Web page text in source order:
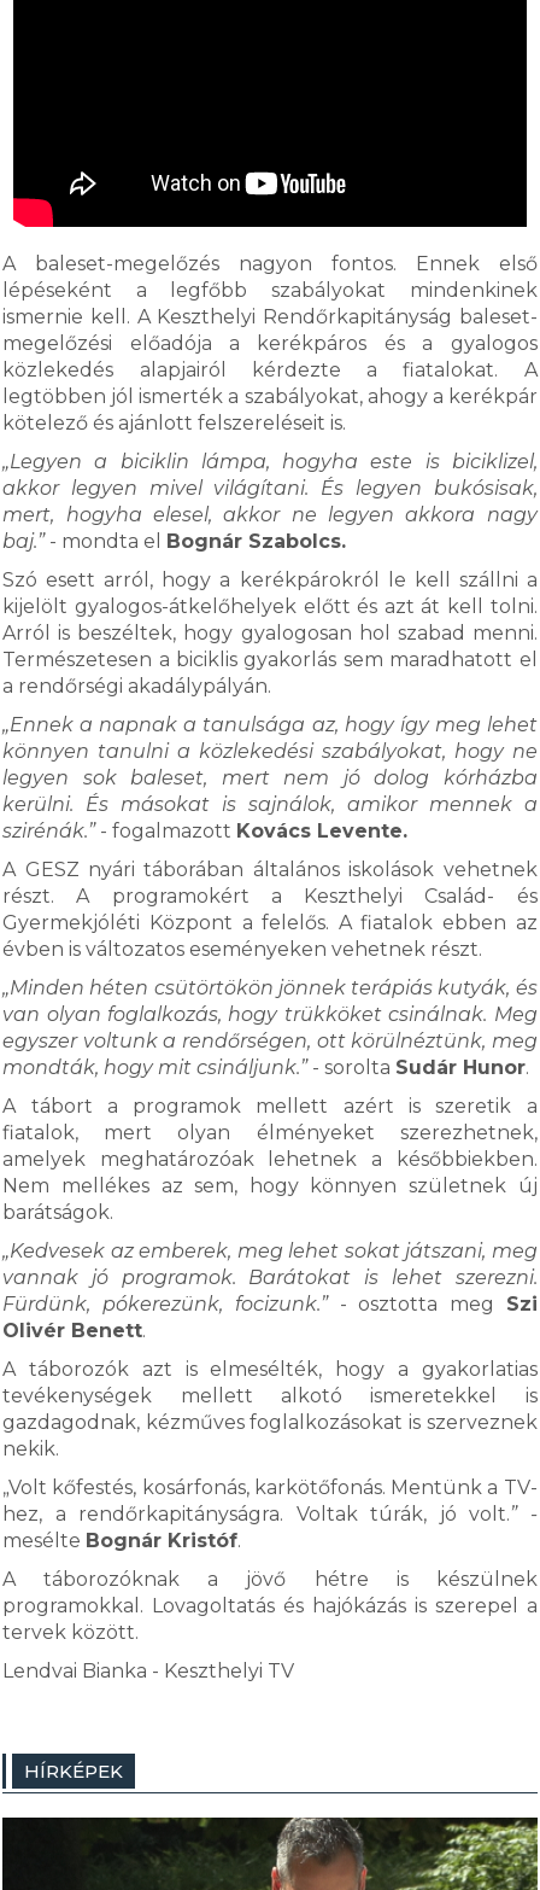
A baleset-megelőzés nagyon fontos. Ennek első
lépéseként a legfőbb szabályokat mindenkinek
ismernie kell. A Keszthelyi Rendőrkapitányság baleset-
megelőzési előadója a kerékpáros és a gyalogos
közlekedés alapjairól kérdezte a fiatalokat. A
legtöbben jól ismerték a szabályokat, ahogy a kerékpár
kötelező és ajánlott felszereléseit is.
„Legyen a biciklin lámpa, hogyha este is biciklizel,
akkor legyen mivel világítani. És legyen bukósisak,
mert, hogyha elesel, akkor ne legyen akkora nagy
baj.”- mondta el Bognár Szabolcs.
Szó esett arról, hogy a kerékpárokról le kell szállni a
kijelölt gyalogos-átkelőhelyek előtt és azt át kell tolni.
Arról is beszéltek, hogy gyalogosan hol szabad menni.
Természetesen a biciklis gyakorlás sem maradhatott el
a rendőrségi akadálypályán.
„Ennek a napnak a tanulsága az, hogy így meg lehet
könnyen tanulni a közlekedési szabályokat, hogy ne
legyen sok baleset, mert nem jó dolog kórházba
kerülni. És másokat is sajnálok, amikor mennek a
szirénák.”- fogalmazott Kovács Levente.
A GESZ nyári táborában általános iskolások vehetnek
részt. A programokért a Keszthelyi Család- és
Gyermekjóléti Központ a felelős. A fiatalok ebben az
évben is változatos eseményeken vehetnek részt.
„Minden héten csütörtökön jönnek terápiás kutyák, és
van olyan foglalkozás, hogy trükköket csinálnak. Meg
egyszer voltunk a rendőrségen, ott körülnéztünk, meg
mondták, hogy mit csináljunk.”- sorolta Sudár Hunor.
A tábort a programok mellett azért is szeretik a
fiatalok, mert olyan élményeket szerezhetnek,
amelyek meghatározóak lehetnek a későbbiekben.
Nem mellékes az sem, hogy könnyen születnek új
barátságok.
„Kedvesek az emberek, meg lehet sokat játszani, meg
vannak jó programok. Barátokat is lehet szerezni.
Fürdünk, pókerezünk, focizunk.”- osztotta meg Szi
Olivér Benett.
A táborozók azt is elmesélték, hogy a gyakorlatias
tevékenységek mellett alkotó ismeretekkel is
gazdagodnak, kézműves foglalkozásokat is szerveznek
nekik.
„Volt kőfestés, kosárfonás, karkötőfonás. Mentünk a TV-
hez, a rendőrkapitányságra. Voltak túrák, jó volt.” -
mesélte Bognár Kristóf.
A táborozóknak a jövő hétre is készülnek
programokkal. Lovagoltatás és hajókázás is szerepel a
tervek között.
Lendvai Bianka - Keszthelyi TV
HÍRKÉPEK